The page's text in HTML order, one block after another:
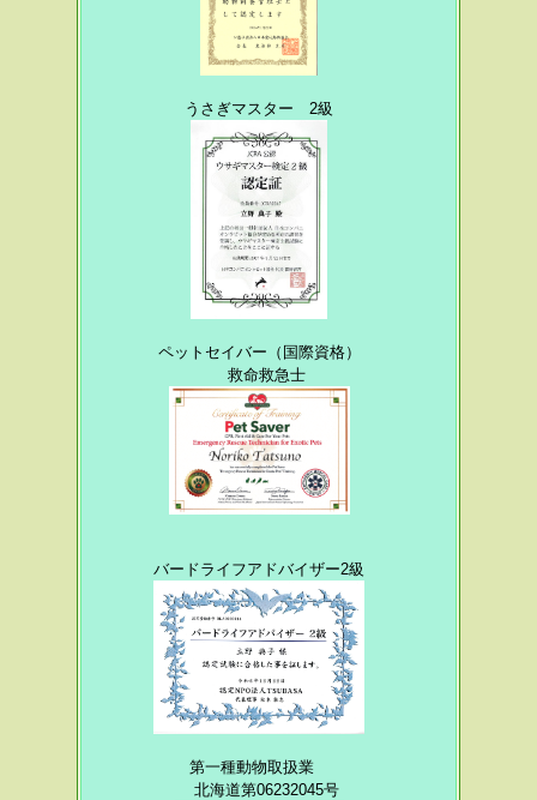
うさぎマスター 2級
ペットセイバー（国際資格）
救命救急士
バードライフアドバイザー2級
第一種動物取扱業
北海道第06232045号